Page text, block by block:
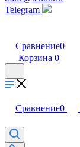
Telegram
Сравнение0
Корзина 0
Сравнение0